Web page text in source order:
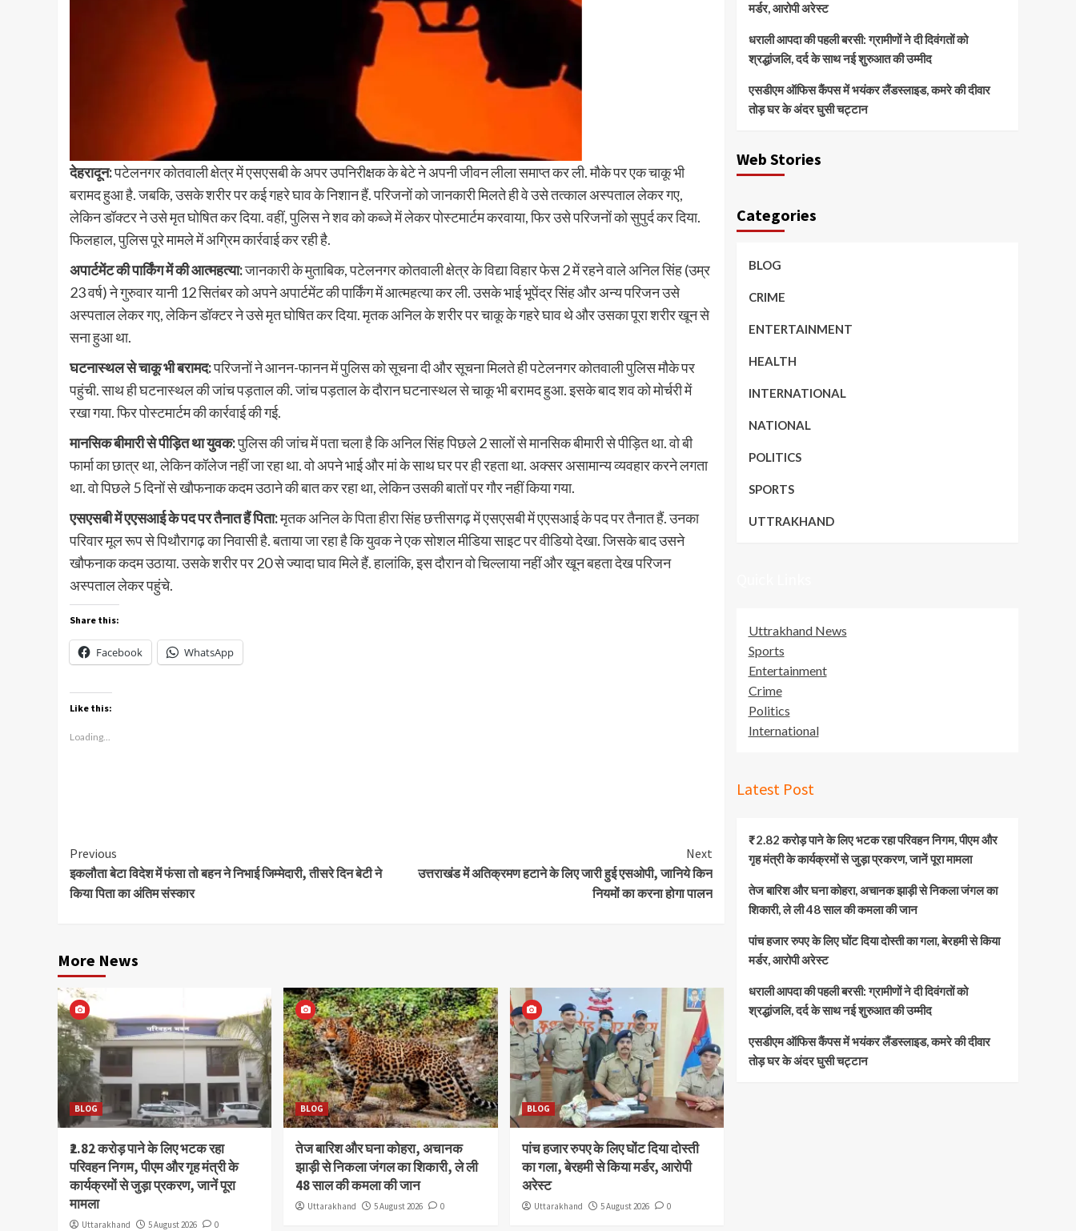
देहरादून:पटेलनगर कोतवाली क्षेत्र में एसएसबी के अपर उपनिरीक्षक के बेटे ने अपनी जीवन लीला समाप्त कर ली. मौके पर एक चाकू भी
बरामद हुआ है. जबकि, उसके शरीर पर कई गहरे घाव के निशान हैं. परिजनों को जानकारी मिलते ही वे उसे तत्काल अस्पताल लेकर गए,
लेकिन डॉक्टर ने उसे मृत घोषित कर दिया. वहीं, पुलिस ने शव को कब्जे में लेकर पोस्टमार्टम करवाया, फिर उसे परिजनों को सुपुर्द कर दिया.
फिलहाल, पुलिस पूरे मामले में अग्रिम कार्रवाई कर रही है.
अपार्टमेंट की पार्किंग में की आत्महत्या:जानकारी के मुताबिक, पटेलनगर कोतवाली क्षेत्र के विद्या विहार फेस 2 में रहने वाले अनिल सिंह (उम्र
23 वर्ष) ने गुरुवार यानी 12 सितंबर को अपने अपार्टमेंट की पार्किंग में आत्महत्या कर ली. उसके भाई भूपेंद्र सिंह और अन्य परिजन उसे
अस्पताल लेकर गए, लेकिन डॉक्टर ने उसे मृत घोषित कर दिया. मृतक अनिल के शरीर पर चाकू के गहरे घाव थे और उसका पूरा शरीर खून से
सना हुआ था.
घटनास्थल से चाकू भी बरामद:परिजनों ने आनन-फानन में पुलिस को सूचना दी और सूचना मिलते ही पटेलनगर कोतवाली पुलिस मौके पर
पहुंची. साथ ही घटनास्थल की जांच पड़ताल की. जांच पड़ताल के दौरान घटनास्थल से चाकू भी बरामद हुआ. इसके बाद शव को मोर्चरी में
रखा गया. फिर पोस्टमार्टम की कार्रवाई की गई.
मानसिक बीमारी से पीड़ित था युवक:पुलिस की जांच में पता चला है कि अनिल सिंह पिछले 2 सालों से मानसिक बीमारी से पीड़ित था. वो बी
फार्मा का छात्र था, लेकिन कॉलेज नहीं जा रहा था. वो अपने भाई और मां के साथ घर पर ही रहता था. अक्सर असामान्य व्यवहार करने लगता
था. वो पिछले 5 दिनों से खौफनाक कदम उठाने की बात कर रहा था, लेकिन उसकी बातों पर गौर नहीं किया गया.
एसएसबी में एएसआई के पद पर तैनात हैं पिता:मृतक अनिल के पिता हीरा सिंह छत्तीसगढ़ में एसएसबी में एएसआई के पद पर तैनात हैं. उनका
परिवार मूल रूप से पिथौरागढ़ का निवासी है. बताया जा रहा है कि युवक ने एक सोशल मीडिया साइट पर वीडियो देखा. जिसके बाद उसने
खौफनाक कदम उठाया. उसके शरीर पर 20 से ज्यादा घाव मिले हैं. हालांकि, इस दौरान वो चिल्लाया नहीं और खून बहता देख परिजन
अस्पताल लेकर पहुंचे.
Share this:
Facebook WhatsApp
Like this:
Loading...
Continue
Reading
Previous
इकलौता बेटा विदेश में फंसा तो बहन ने निभाई जिम्मेदारी, तीसरे दिन बेटी ने
किया पिता का अंतिम संस्कार
Next
उत्तराखंड में अतिक्रमण हटाने के लिए जारी हुई एसओपी, जानिये किन
नियमों का करना होगा पालन
More News
BLOG
₹2.82 करोड़ पाने के लिए भटक रहा
परिवहन निगम, पीएम और गृह मंत्री के
कार्यक्रमों से जुड़ा प्रकरण, जानें पूरा
मामला
Uttarakhand 5 August 2026 0
BLOG
तेज बारिश और घना कोहरा, अचानक
झाड़ी से निकला जंगल का शिकारी, ले ली
48 साल की कमला की जान
Uttarakhand 5 August 2026 0
BLOG
पांच हजार रुपए के लिए घोंट दिया दोस्ती
का गला, बेरहमी से किया मर्डर, आरोपी
अरेस्ट
Uttarakhand 5 August 2026 0
मर्डर, आरोपी अरेस्ट
धराली आपदा की पहली बरसी: ग्रामीणों ने दी दिवंगतों को
श्रद्धांजलि, दर्द के साथ नई शुरुआत की उम्मीद
एसडीएम ऑफिस कैंपस में भयंकर लैंडस्लाइड, कमरे की दीवार
तोड़ घर के अंदर घुसी चट्टान
Web Stories
Categories
BLOG
CRIME
ENTERTAINMENT
HEALTH
INTERNATIONAL
NATIONAL
POLITICS
SPORTS
UTTRAKHAND
Uttrakhand News
Sports
Entertainment
Crime
Politics
International
Latest Post
₹2.82 करोड़ पाने के लिए भटक रहा परिवहन निगम, पीएम और
गृह मंत्री के कार्यक्रमों से जुड़ा प्रकरण, जानें पूरा मामला
तेज बारिश और घना कोहरा, अचानक झाड़ी से निकला जंगल का
शिकारी, ले ली 48 साल की कमला की जान
पांच हजार रुपए के लिए घोंट दिया दोस्ती का गला, बेरहमी से किया
मर्डर, आरोपी अरेस्ट
धराली आपदा की पहली बरसी: ग्रामीणों ने दी दिवंगतों को
श्रद्धांजलि, दर्द के साथ नई शुरुआत की उम्मीद
एसडीएम ऑफिस कैंपस में भयंकर लैंडस्लाइड, कमरे की दीवार
तोड़ घर के अंदर घुसी चट्टान